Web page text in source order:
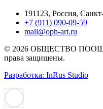
191123, Россия,
+7 (911) 090-09-59
mail@oph-art.ru
© 2026 ОБЩЕСТВО
права защищены.
Разработка: InRus Studio